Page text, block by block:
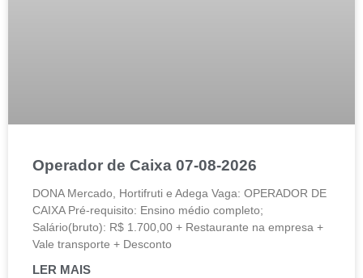
Operador de Caixa 07-08-2026
DONA Mercado, Hortifruti e Adega Vaga: OPERADOR DE
CAIXA Pré-requisito: Ensino médio completo;
Salário(bruto): R$ 1.700,00 + Restaurante na empresa +
Vale transporte + Desconto
LER MAIS